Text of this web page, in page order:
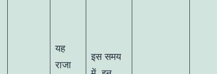
यह
राजा
इस समय